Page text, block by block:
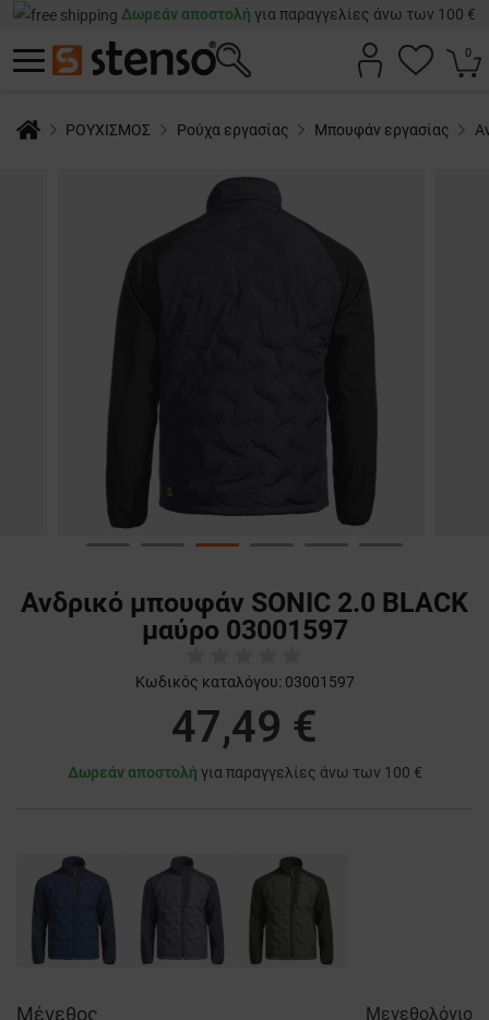
Δωρεάν αποστολή για παραγγελίες άνω των 100 €
0
ΡΟΥΧΙΣΜΟΣ Ρούχα εργασίας Μπουφάν εργασίας
Ανδρικό μπουφάν SONIC 2.0 BLACK
μαύρο 03001597
Κωδικός καταλόγου: 03001597
47,49 €
Δωρεάν αποστολή για παραγγελίες άνω των 100 €
Μέγεθος Μεγεθολόγιο